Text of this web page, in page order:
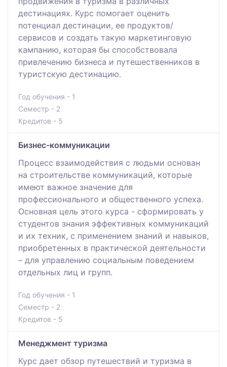
дестинациях. Курс помогает оценить
потенциал дестинации, ее продуктов/
сервисов и создать такую маркетинговую
кампанию, которая бы способствовала
привлечению бизнеса и путешественников в
туристскую дестинацию.
Год обучения - 1
Семестр - 2
Кредитов - 5
Бизнес-коммуникации
Процесс взаимодействия с людьми основан
на строительстве коммуникаций, которые
имеют важное значение для
профессионального и общественного успеха.
Основная цель этого курса - сформировать у
студентов знания эффективных коммуникаций
и их техник, с применением знаний и навыков,
приобретенных в практической деятельности
– для управлению социальным поведением
отдельных лиц и групп.
Год обучения - 1
Семестр - 2
Кредитов - 5
Менеджмент туризма
Курс дает обзор путешествий и туризма в